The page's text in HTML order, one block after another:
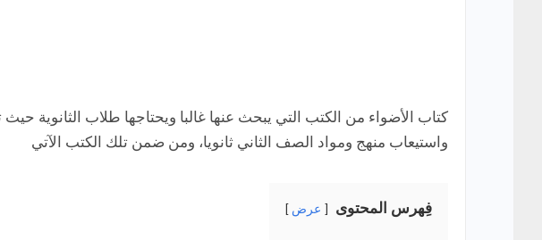
كتاب الأضواء من الكتب التي يبحث عنها غالبا ويحتاجها طلاب
واستيعاب منهج ومواد الصف الثاني ثانويا، ومن ضمن تلك الكتب الآتي
فِهرس المحتوى عرض